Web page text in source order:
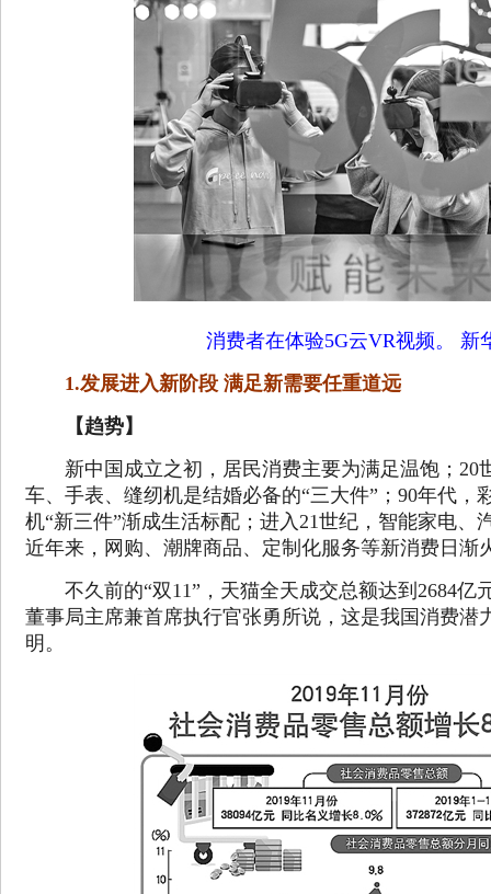
消费者在体验5G云VR视频。 新
1.发展进入新阶段 满足新需要任重道远
【趋势】
新中国成立之初，居民消费主要为满足温饱；20
车、手表、缝纫机是结婚必备的“三大件”；90年代，
机“新三件”渐成生活标配；进入21世纪，智能家电、
近年来，网购、潮牌商品、定制化服务等新消费日渐
不久前的“双11”，天猫全天成交总额达到2684亿
董事局主席兼首席执行官张勇所说，这是我国消费潜
明。